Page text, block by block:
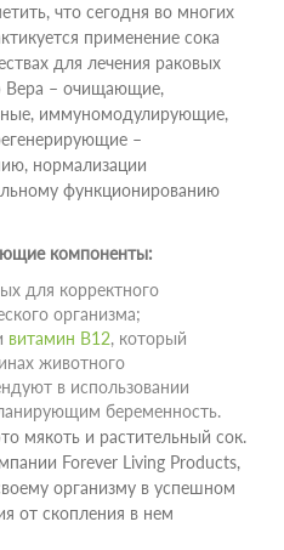
что сегодня во многих
применение сока
для лечения раковых
Вера – очищающие,
иммуномодулирующие,
–
нормализации
функционированию
компоненты:
для корректного
организма;
витамин В12, который
животного
в использовании
беременность.
мякоть и растительный сок.
Forever Living Products,
организму в успешном
от скопления в нем